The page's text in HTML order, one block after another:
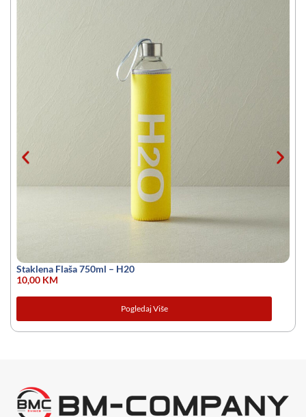
Staklena Flaša 750ml – H20
10,00 KM
Pogledaj Više